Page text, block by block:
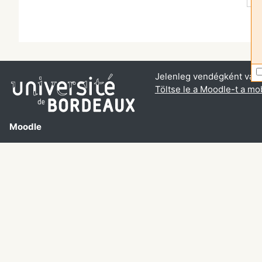
Moodle
Jelenleg vendégként
Töltse le a Moodle-t a